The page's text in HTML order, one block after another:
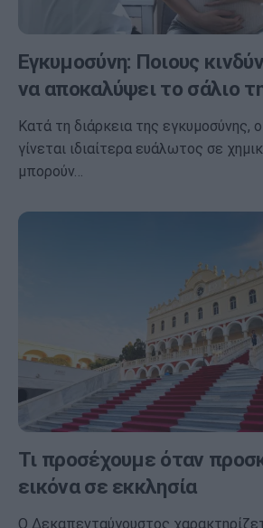
Εγκυμοσύνη: Ποιους
να αποκαλύψει το σάλιο
Κατά τη διάρκεια της εγκυμοσύνης,
γίνεται ιδιαίτερα ευάλωτος σε
μπορούν…
Τι προσέχουμε όταν
εικόνα σε εκκλησία
Ο Δεκαπενταύγουστος